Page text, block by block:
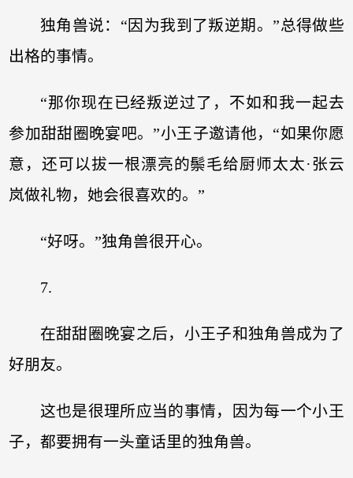
独角兽说：“因为我到了叛逆期。”总得做些
出格的事情。
“那你现在已经叛逆过了，不如和我一起去
参加甜甜圈晚宴吧。”小王子邀请他，“如果你愿
意，还可以拔一根漂亮的鬃毛给厨师太太·张云
岚做礼物，她会很喜欢的。”
“好呀。”独角兽很开心。
7.
在甜甜圈晚宴之后，小王子和独角兽成为了
好朋友。
这也是很理所应当的事情，因为每一个小王
子，都要拥有一头童话里的独角兽。